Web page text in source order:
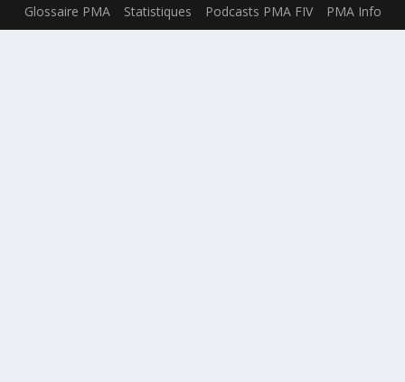
Glossaire PMA
Statistiques Podcasts PMA FIV PMA Info